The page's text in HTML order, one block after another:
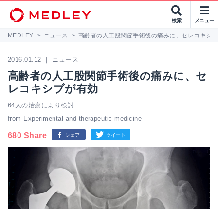
検索 メニュー
MEDLEY > ニュース > 高齢者の人工股関節手術後の痛みに、セレコキシ
2016.01.12 ｜ ニュース
高齢者の人工股関節手術後の痛みに、セ
レコキシブが有効
64人の治療により検討
from Experimental and therapeutic medicine
680 Share